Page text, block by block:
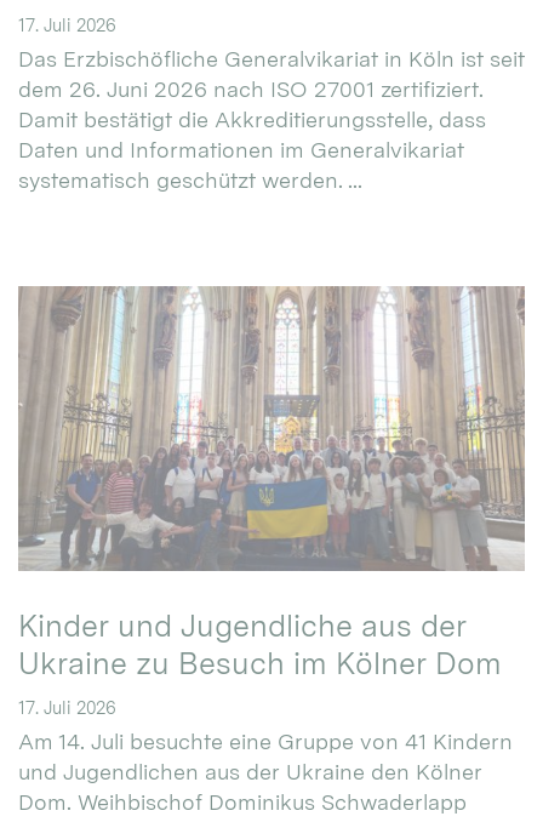
17. Juli 2026
Das Erzbischöfliche Generalvikariat in Köln ist seit
dem 26. Juni 2026 nach ISO 27001 zertifiziert.
Damit bestätigt die Akkreditierungsstelle, dass
Daten und Informationen im Generalvikariat
systematisch geschützt werden. ...
Kinder und Jugendliche aus der
Ukraine zu Besuch im Kölner Dom
17. Juli 2026
Am 14. Juli besuchte eine Gruppe von 41 Kindern
und Jugendlichen aus der Ukraine den Kölner
Dom. Weihbischof Dominikus Schwaderlapp